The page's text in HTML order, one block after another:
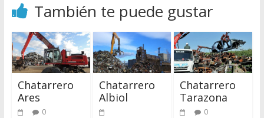
También te puede gustar
Chatarrero
Ares
0
Chatarrero
Albiol
Chatarrero
Tarazona
0